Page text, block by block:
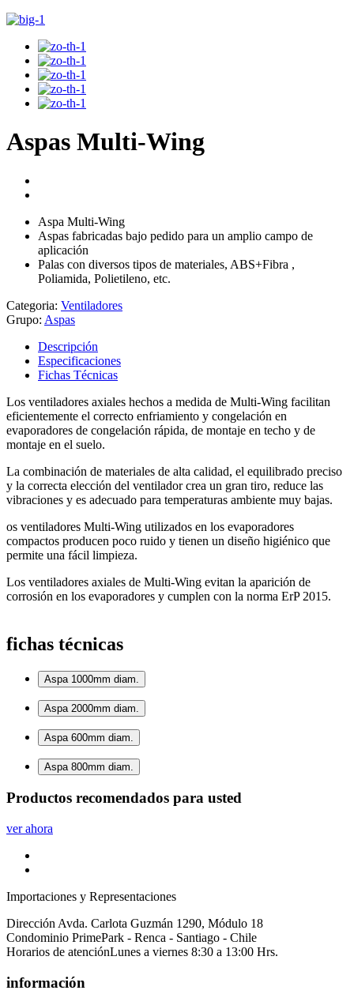
Aspas Multi-Wing
Aspa Multi-Wing
Aspas fabricadas bajo pedido para un amplio campo de
aplicación
Palas con diversos tipos de materiales, ABS+Fibra ,
Poliamida, Polietileno, etc.
Categoria: Ventiladores
Grupo: Aspas
Descripción
Especificaciones
Fichas Técnicas
Los ventiladores axiales hechos a medida de Multi-Wing facilitan
eficientemente el correcto enfriamiento y congelación en
evaporadores de congelación rápida, de montaje en techo y de
montaje en el suelo.
La combinación de materiales de alta calidad, el equilibrado preciso
y la correcta elección del ventilador crea un gran tiro, reduce las
vibraciones y es adecuado para temperaturas ambiente muy bajas.
os ventiladores Multi-Wing utilizados en los evaporadores
compactos producen poco ruido y tienen un diseño higiénico que
permite una fácil limpieza.
Los ventiladores axiales de Multi-Wing evitan la aparición de
corrosión en los evaporadores y cumplen con la norma ErP 2015.
fichas técnicas
Aspa 1000mm diam.
Aspa 2000mm diam.
Aspa 600mm diam.
Aspa 800mm diam.
Productos recomendados para usted
ver ahora
Importaciones y Representaciones
Dirección Avda. Carlota Guzmán 1290, Módulo 18
Condominio PrimePark - Renca - Santiago - Chile
Horarios de atenciónLunes a viernes 8:30 a 13:00 Hrs.
información